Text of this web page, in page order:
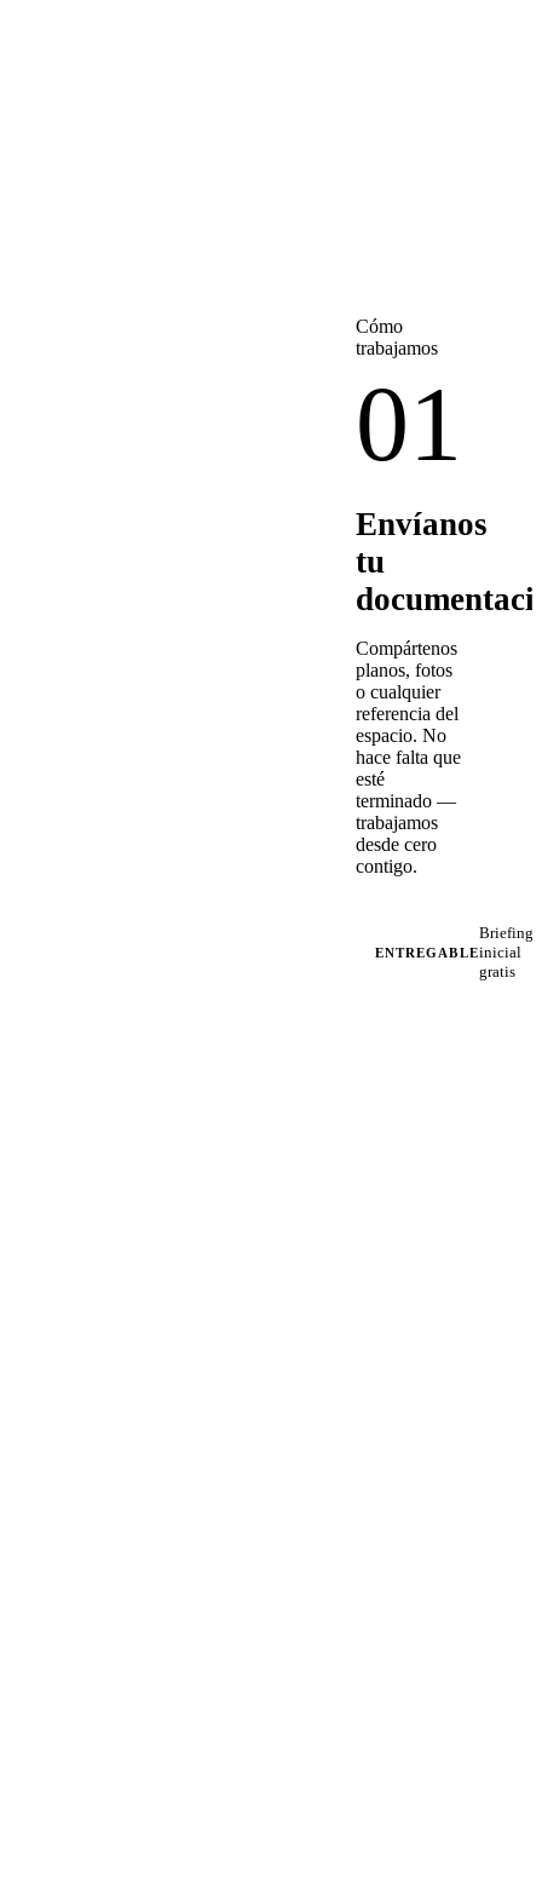
Cómo
trabajamos
01
Envíanos
tu
Compártenos
planos, fotos
o cualquier
referencia del
espacio. No
hace falta que
esté
terminado —
trabajamos
desde cero
contigo.
ENTREGABLE
Briefing
inicial
gratis